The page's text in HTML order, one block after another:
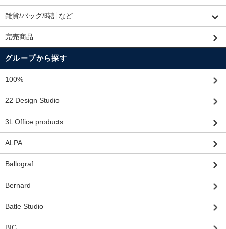
雑貨/バッグ/時計など
完売商品
グループから探す
100%
22 Design Studio
3L Office products
ALPA
Ballograf
Bernard
Batle Studio
BIC